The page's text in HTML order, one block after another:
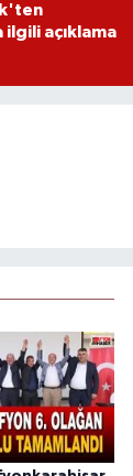
açıklama